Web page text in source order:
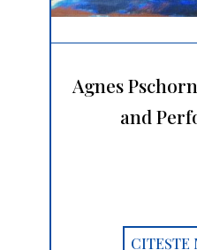
Agnes
and
CITEȘTE